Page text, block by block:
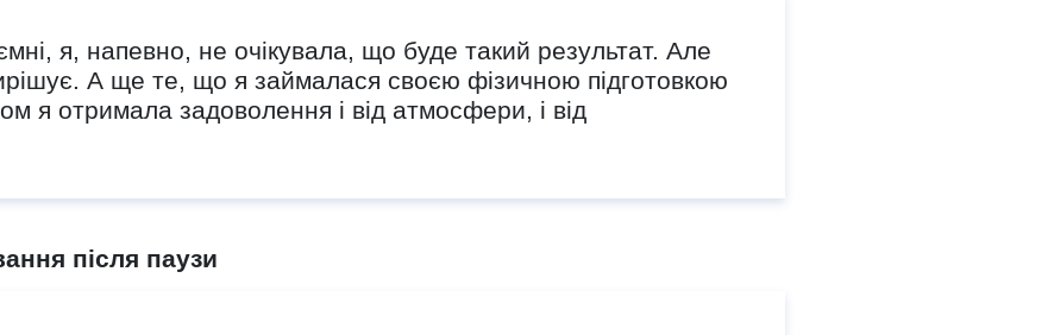
я, напевно, не очікувала, що буде такий результат. Але
А ще те, що я займалася своєю фізичною підготовкою
я отримала задоволення і від атмосфери, і від
після паузи